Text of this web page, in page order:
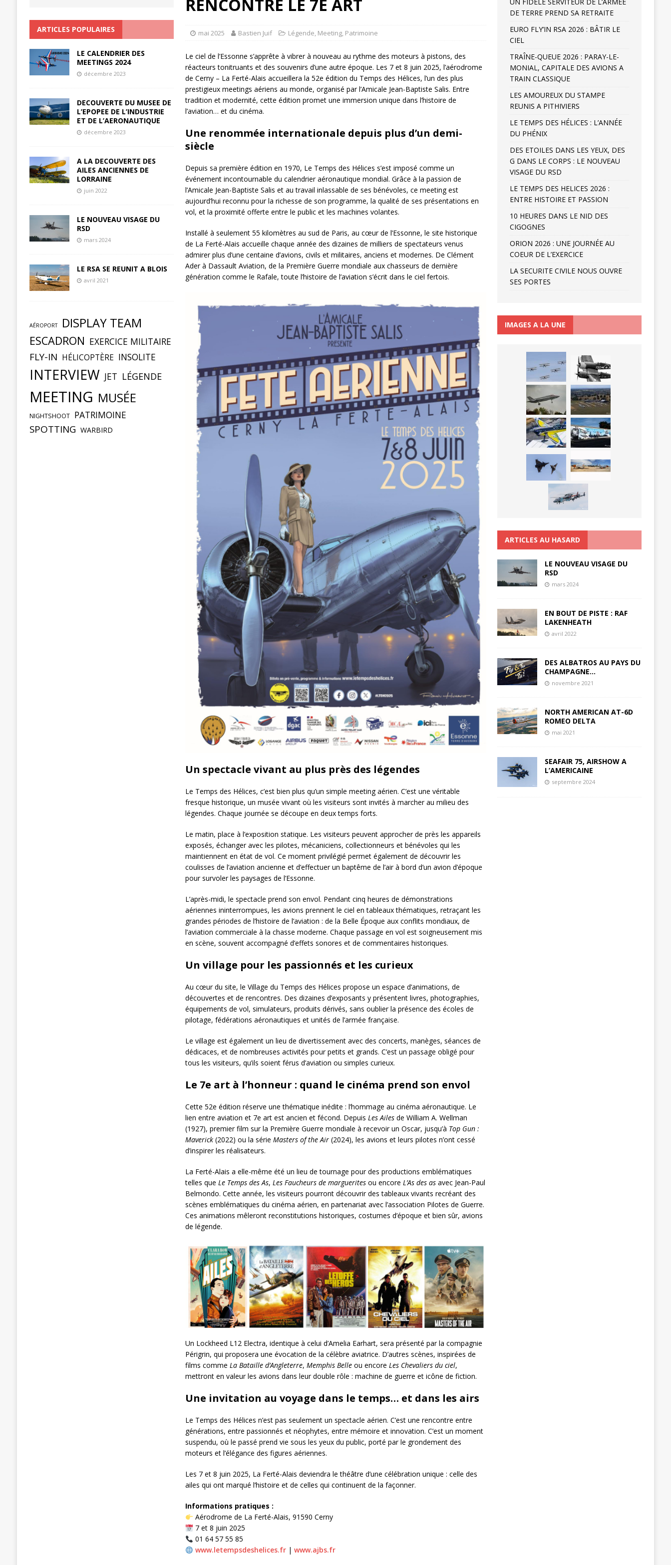
RENCONTRE LE 7E ART
mai 2025 Bastien Juif Légende, Meeting, Patrimoine
Le ciel de l’Essonne s’apprête à vibrer à nouveau au rythme des moteurs à pistons, des
réacteurs tonitruants et des souvenirs d’une autre époque. Les 7 et 8 juin 2025, l’aérodrome
de Cerny – La Ferté-Alais accueillera la 52e édition du Temps des Hélices, l’un des plus
prestigieux meetings aériens au monde, organisé par l’Amicale Jean-Baptiste Salis. Entre
tradition et modernité, cette édition promet une immersion unique dans l’histoire de
l’aviation… et du cinéma.
Une renommée internationale depuis plus d’un demi-
siècle
Depuis sa première édition en 1970, Le Temps des Hélices s’est imposé comme un
événement incontournable du calendrier aéronautique mondial. Grâce à la passion de
l’Amicale Jean-Baptiste Salis et au travail inlassable de ses bénévoles, ce meeting est
aujourd’hui reconnu pour la richesse de son programme, la qualité de ses présentations en
vol, et la proximité offerte entre le public et les machines volantes.
Installé à seulement 55 kilomètres au sud de Paris, au cœur de l’Essonne, le site historique
de La Ferté-Alais accueille chaque année des dizaines de milliers de spectateurs venus
admirer plus d’une centaine d’avions, civils et militaires, anciens et modernes. De Clément
Ader à Dassault Aviation, de la Première Guerre mondiale aux chasseurs de dernière
génération comme le Rafale, toute l’histoire de l’aviation s’écrit dans le ciel fertois.
Un spectacle vivant au plus près des légendes
Le Temps des Hélices, c’est bien plus qu’un simple meeting aérien. C’est une véritable
fresque historique, un musée vivant où les visiteurs sont invités à marcher au milieu des
légendes. Chaque journée se découpe en deux temps forts.
Le matin, place à l’exposition statique. Les visiteurs peuvent approcher de près les appareils
exposés, échanger avec les pilotes, mécaniciens, collectionneurs et bénévoles qui les
maintiennent en état de vol. Ce moment privilégié permet également de découvrir les
coulisses de l’aviation ancienne et d’effectuer un baptême de l’air à bord d’un avion d’époque
pour survoler les paysages de l’Essonne.
L’après-midi, le spectacle prend son envol. Pendant cinq heures de démonstrations
aériennes ininterrompues, les avions prennent le ciel en tableaux thématiques, retraçant les
grandes périodes de l’histoire de l’aviation : de la Belle Époque aux conflits mondiaux, de
l’aviation commerciale à la chasse moderne. Chaque passage en vol est soigneusement mis
en scène, souvent accompagné d’effets sonores et de commentaires historiques.
Un village pour les passionnés et les curieux
Au cœur du site, le Village du Temps des Hélices propose un espace d’animations, de
découvertes et de rencontres. Des dizaines d’exposants y présentent livres, photographies,
équipements de vol, simulateurs, produits dérivés, sans oublier la présence des écoles de
pilotage, fédérations aéronautiques et unités de l’armée française.
Le village est également un lieu de divertissement avec des concerts, manèges, séances de
dédicaces, et de nombreuses activités pour petits et grands. C’est un passage obligé pour
tous les visiteurs, qu’ils soient férus d’aviation ou simples curieux.
Le 7e art à l’honneur : quand le cinéma prend son envol
Cette 52e édition réserve une thématique inédite : l’hommage au cinéma aéronautique. Le
lien entre aviation et 7e art est ancien et fécond. DepuisLes Ailes de William A. Wellman
(1927), premier film sur la Première Guerre mondiale à recevoir un Oscar, jusqu’à Top Gun :
Maverick (2022) ou la sérieMasters of the Air (2024), les avions et leurs pilotes n’ont cessé
d’inspirer les réalisateurs.
La Ferté-Alais a elle-même été un lieu de tournage pour des productions emblématiques
telles queLe Temps des As,Les Faucheurs de marguerites ou encoreL’As des as avec Jean-Paul
Belmondo. Cette année, les visiteurs pourront découvrir des tableaux vivants recréant des
scènes emblématiques du cinéma aérien, en partenariat avec l’association Pilotes de Guerre.
Ces animations mêleront reconstitutions historiques, costumes d’époque et bien sûr, avions
de légende.
Un Lockheed L12 Electra, identique à celui d’Amelia Earhart, sera présenté par la compagnie
Périgrin, qui proposera une évocation de la célèbre aviatrice. D’autres scènes, inspirées de
films commeLa Bataille d’Angleterre,Memphis Belle ou encoreLes Chevaliers du ciel,
mettront en valeur les avions dans leur double rôle : machine de guerre et icône de fiction.
Une invitation au voyage dans le temps… et dans les airs
Le Temps des Hélices n’est pas seulement un spectacle aérien. C’est une rencontre entre
générations, entre passionnés et néophytes, entre mémoire et innovation. C’est un moment
suspendu, où le passé prend vie sous les yeux du public, porté par le grondement des
moteurs et l’élégance des figures aériennes.
Les 7 et 8 juin 2025, La Ferté-Alais deviendra le théâtre d’une célébration unique : celle des
ailes qui ont marqué l’histoire et de celles qui continuent de la façonner.
Informations pratiques :
Aérodrome de La Ferté-Alais, 91590 Cerny
7 et 8 juin 2025
01 64 57 55 85
www.letempsdeshelices.fr |www.ajbs.fr
ARTICLES POPULAIRES
LE CALENDRIER DES
MEETINGS 2024
décembre 2023
DECOUVERTE DU MUSEE DE
L’EPOPEE DE L’INDUSTRIE
ET DE L’AERONAUTIQUE
décembre 2023
A LA DECOUVERTE DES
AILES ANCIENNES DE
LORRAINE
juin 2022
LE NOUVEAU VISAGE DU
RSD
mars 2024
LE RSA SE REUNIT A BLOIS
avril 2021
AÉROPORT DISPLAY TEAM
ESCADRON EXERCICE MILITAIRE
FLY-IN HÉLICOPTÈRE INSOLITE
INTERVIEW JET LÉGENDE
MEETING MUSÉE
NIGHTSHOOT PATRIMOINE
SPOTTING WARBIRD
DE TERRE PREND SA RETRAITE
EURO FLY’IN RSA 2026 : BÂTIR LE
CIEL
TRAÎNE-QUEUE 2026 : PARAY-LE-
MONIAL, CAPITALE DES AVIONS A
TRAIN CLASSIQUE
LES AMOUREUX DU STAMPE
REUNIS A PITHIVIERS
LE TEMPS DES HÉLICES : L’ANNÉE
DU PHÉNIX
DES ETOILES DANS LES YEUX, DES
G DANS LE CORPS : LE NOUVEAU
VISAGE DU RSD
LE TEMPS DES HELICES 2026 :
ENTRE HISTOIRE ET PASSION
10 HEURES DANS LE NID DES
CIGOGNES
ORION 2026 : UNE JOURNÉE AU
COEUR DE L’EXERCICE
LA SECURITE CIVILE NOUS OUVRE
SES PORTES
IMAGES A LA UNE
ARTICLES AU HASARD
LE NOUVEAU VISAGE DU
RSD
mars 2024
EN BOUT DE PISTE : RAF
LAKENHEATH
avril 2022
DES ALBATROS AU PAYS DU
CHAMPAGNE…
novembre 2021
NORTH AMERICAN AT-6D
ROMEO DELTA
mai 2021
SEAFAIR 75, AIRSHOW A
L’AMERICAINE
septembre 2024